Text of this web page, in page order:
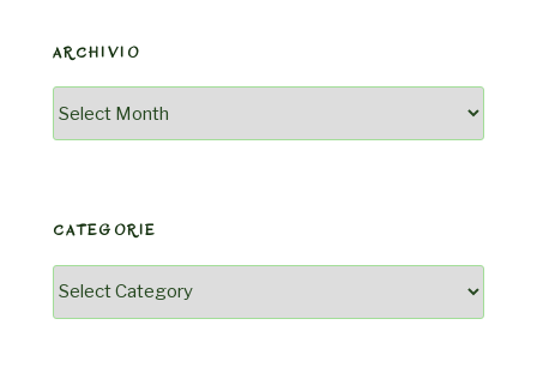
ARCHIVIO
Archivio
CATEGORIE
Categorie